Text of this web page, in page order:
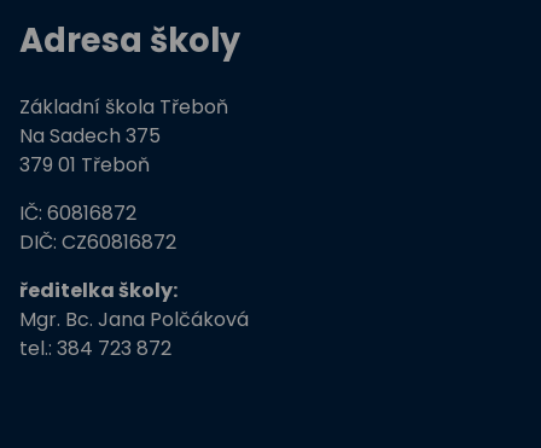
Adresa školy
Základní škola Třeboň
Na Sadech 375
379 01 Třeboň
IČ: 60816872
DIČ: CZ60816872
ředitelka školy:
Mgr. Bc. Jana Polčáková
tel.: 384 723 872